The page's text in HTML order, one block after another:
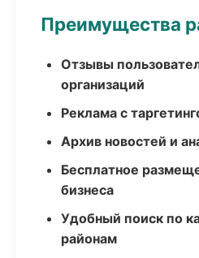
Преимущества
Отзывы
организаций
Реклама с
Архив новостей и
Бесплатное
бизнеса
Удобный поиск по
районам